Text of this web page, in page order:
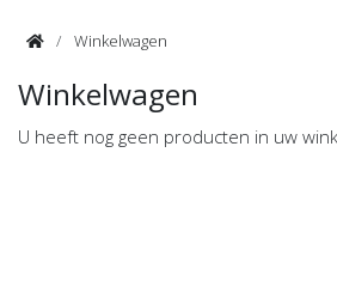
Winkelwagen
Winkelwagen
U heeft nog geen producten in uw